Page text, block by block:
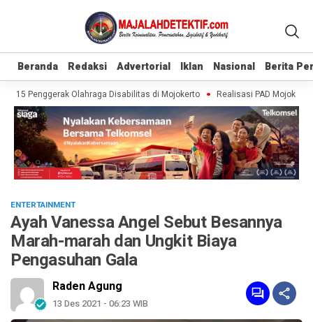
Beranda Redaksi Advertorial Iklan Nasional Berita
Beranda Redaksi Advertorial Iklan Nasional Berita
Penggerak Olahraga Disabilitas di Mojokerto Realisasi PAD Mojokerto
ENTERTAINMENT
Ayah Vanessa Angel Sebut Besannya
Marah-marah dan Ungkit Biaya
Pengasuhan Gala
Raden Agung
13 Des 2021 - 06:23 WIB